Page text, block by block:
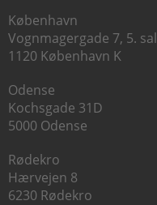
København
Vognmagergade 7, 5. sal
1120 København K
Odense
Kochsgade 31D
5000 Odense
Rødekro
Hærvejen 8
6230 Rødekro